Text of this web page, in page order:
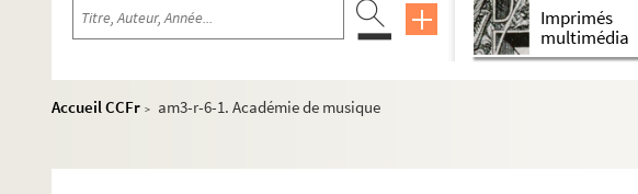
Imprimés
multimédia
Accueil CCFr >
am3-r-6-1. Académie de musique
am2. Communes par ordre alphabétique
am3. Archives de Lille
am3-d. Administration générale